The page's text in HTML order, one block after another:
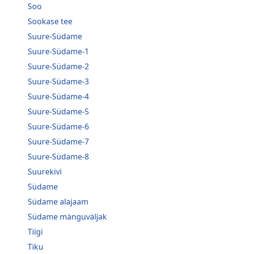
Soo
Sookase tee
Suure-Südame
Suure-Südame-1
Suure-Südame-2
Suure-Südame-3
Suure-Südame-4
Suure-Südame-5
Suure-Südame-6
Suure-Südame-7
Suure-Südame-8
Suurekivi
Südame
Südame alajaam
Südame mänguväljak
Tiigi
Tiku